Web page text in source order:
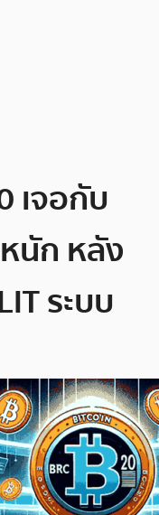
เจอกับ
นัก หลัง
ระบบ